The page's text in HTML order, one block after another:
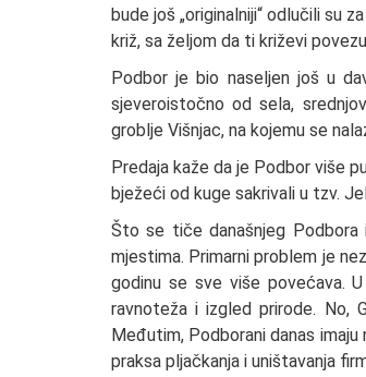
bude još „originalniji“ odlučili su
križ, sa željom da ti križevi
Podbor je bio naseljen još u
sjeveroistočno od sela,
groblje Višnjac, na kojemu se
Predaja kaže da je Podbor više
bježeći od kuge sakrivali u tzv.
Što se tiče današnjeg
mjestima. Primarni problem je
godinu se sve više povećava. U
ravnoteža i izgled prirode. No,
Međutim, Podborani danas imaju
praksa pljačkanja i uništavanja